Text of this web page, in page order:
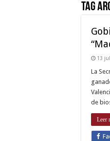
Tag
13
La
de
Leer